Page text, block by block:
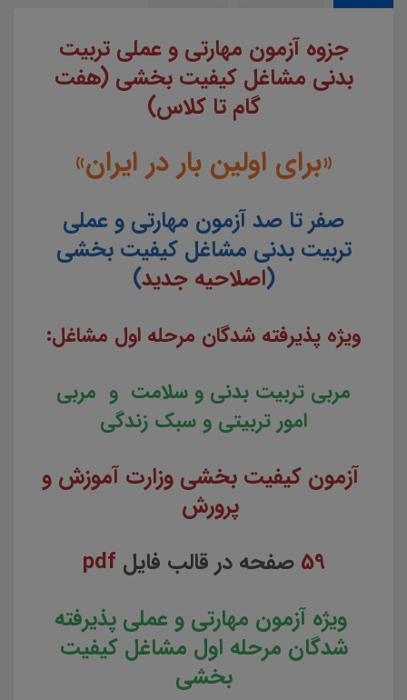
جزوه آزمون مهارتی و عملی تربیت
بدنی مشاغل کیفیت بخشی (هفت
گام تا کلاس)
«برای اولین بار در ایران»
صفر تا صد آزمون مهارتی و عملی
تربیت بدنی مشاغل کیفیت بخشی
(اصلاحیه جدید)
ویژه پذیرفته شدگان مرحله اول مشاغل:
مربی تربیت بدنی و سلامت و مربی
امور تربیتی و سبک زندگی
آزمون کیفیت بخشی وزارت آموزش و
پرورش
59 صفحه در قالب فایل pdf
ویژه آزمون مهارتی و عملی پذیرفته
شدگان مرحله اول مشاغل کیفیت
بخشی